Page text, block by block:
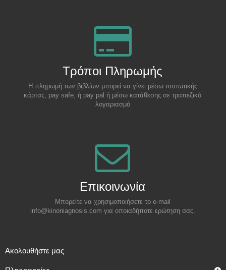
Τρόποι Πληρωμής
Η πληρωμή των βιβλίων μπορεί να γίνει μέσω πιστωτικής
κάρτας, pay safe, ή pay pal ή μέσω κατάθεσης σε τραπεζικό
λογαριασμό
Επικοινωνία
Μπορείτε να χρησιμοποιήσετε το e-mail
info@kinoniagnosis.com για οποιαδήποτε ερώτηση σας.
Aκολουθήστε μας